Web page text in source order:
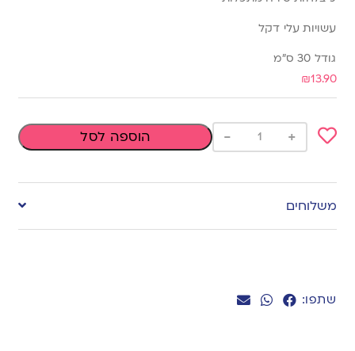
שתפו:
עשויות עלי דקל
גודל 30 ס”מ
₪13.90
to
wishlist
+
- הוספה לסל
משלוחים